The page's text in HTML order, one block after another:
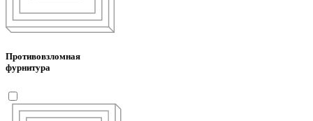
Противовзломная
фурнитура